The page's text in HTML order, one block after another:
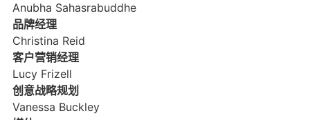
Anubha Sahasrabuddhe
品牌经理
Christina Reid
客户营销经理
Lucy Frizell
创意战略规划
Vanessa Buckley